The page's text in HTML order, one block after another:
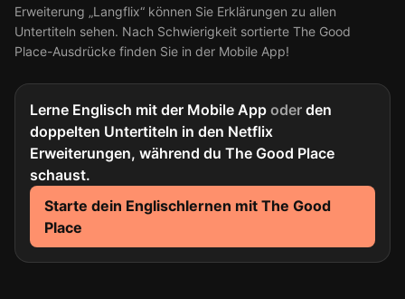
Erweiterung „Langflix“ können Sie Erklärungen zu allen
Untertiteln sehen. Nach Schwierigkeit sortierte The Good
Place-Ausdrücke finden Sie in der Mobile App!
Lerne Englisch mit der Mobile App oder den
doppelten Untertiteln in den Netflix
Erweiterungen, während du The Good Place
schaust.
Starte dein Englischlernen mit The Good
Place